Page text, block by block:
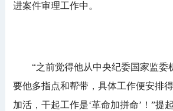
进案件审理工作中。
“之前觉得他从中央纪委国家监委
要他多指点和帮带，具体工作便安排
加活，干起工作是‘革命加拼命’！”提